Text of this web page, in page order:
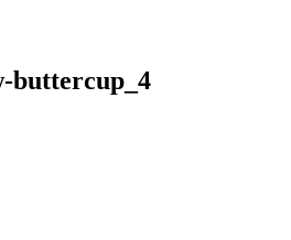
buttercup_4